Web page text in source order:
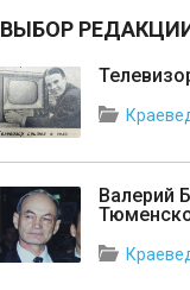
ВЫБОР
Валерий